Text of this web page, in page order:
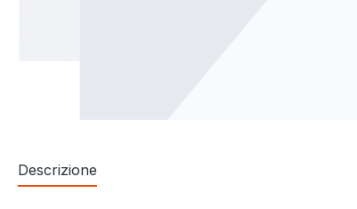
Descrizione